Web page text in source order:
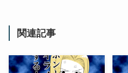
関連記事